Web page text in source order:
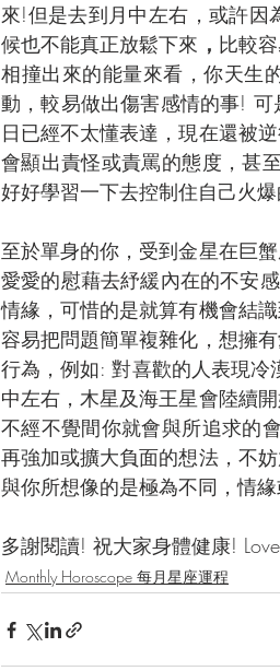
來!但是去到月中左右，或許因
候也不能真正放鬆下來 ， 比較
相撞出來的能量來看，你天生
動，較易做出傷害感情的事!
日已經不太懂表達，現在還被
會顯出責怪或責罵的態度，甚
好好學習一下去控制住自己火
至於單身的你，受到金星在巨
愛愛的慰藉去紓緩內在的不安
情緣，可惜的是就算有機會結
容易把問題簡單複雜化，想擁
行為，例如: 對喜歡的人表現
中左右，木星及海王星會陸續
不經不覺間你就會與所追求的
再強加或擴大負面的想法，不
與你所想像的是極為不同，情
多謝閱讀! 祝大家身體健康! Love
Monthly Horoscope 每月星座運程